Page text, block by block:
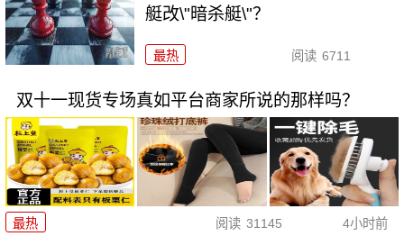
艇改\"暗杀艇\"？
最热 阅读 6711
双十一现货专场真如平台商家所说的那样吗？
最热 阅读 31145 4小时前